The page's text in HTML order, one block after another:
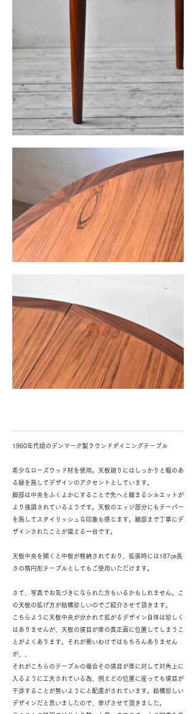
1960年代頃のデンマーク製ラウンドダイニングテーブル
希少なローズウッド材を使用。天板廻りにはしっかりと幅のあ
る縁を施してデザインのアクセントとしています。
脚部は中央をふくよかにすることで先へと細まるシルエットが
より強調されているようです。天板のエッジ部分にもテーパー
を施してスタイリッシュな印象も感じます。細部まで丁寧にデ
ザインされたことが窺える一台です。
天板中央を開くと中板が格納されており、拡張時には187㎝長
さの楕円形テーブルとしてもご使用いただけます。
さて、写真でお気づきになられた方もいるかもしれません。こ
の天板の拡げ方が結構珍しいのでご紹介させて頂きます。
こちらように天板中央が分かれて拡がるデザイン自体は珍しく
はありませんが、天板の境目が席の真正面に位置してしまうこ
とがよくあります。それが悪いわけではもちろんありません
が、、
それがこちらのテーブルの場合その境目が席に対して対角上に
入るように工夫されている為、例えどの位置に座っても境目が
干渉することが無いようにと配慮がされています。結構珍しい
デザインだと思いましたので、挙げさせて頂きました。